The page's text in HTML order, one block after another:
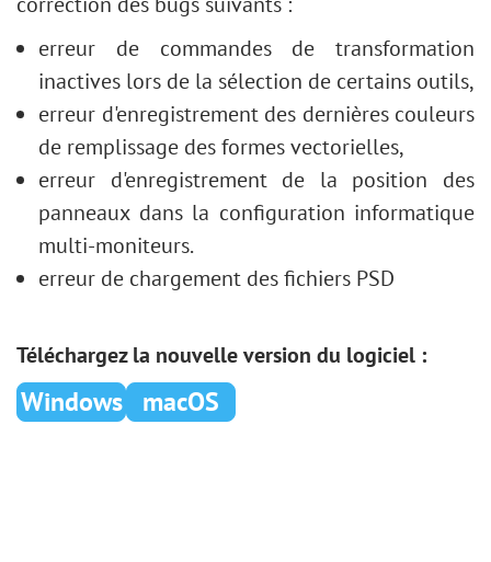
erreur de commandes de transformation
inactives lors de la sélection de certains outils,
erreur d'enregistrement des dernières couleurs
de remplissage des formes vectorielles,
erreur d'enregistrement de la position des
panneaux dans la configuration informatique
multi-moniteurs.
erreur de chargement des fichiers PSD
Téléchargez la nouvelle version du logiciel :
Windows macOS